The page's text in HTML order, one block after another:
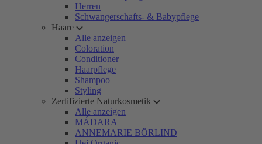
Herren
Schwangerschafts- & Babypflege
Haare
Alle anzeigen
Coloration
Conditioner
Haarpflege
Shampoo
Styling
Zertifizierte Naturkosmetik
Alle anzeigen
MÁDARA
ANNEMARIE BÖRLIND